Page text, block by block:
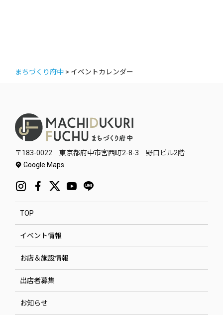
まちづくり府中 > イベントカレンダー
〒183-0022 東京都府中市宮西町2-8-3 野口ビル2階
Google Maps
TOP
イベント情報
お店＆施設情報
出店者募集
お知らせ